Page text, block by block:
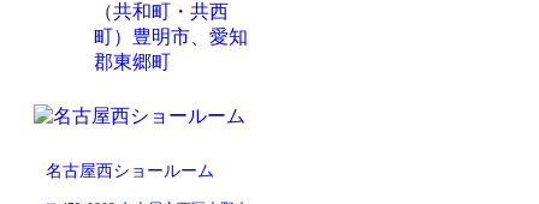
（共和町・共西
町）豊明市、愛知
郡東郷町
名古屋西ショールーム